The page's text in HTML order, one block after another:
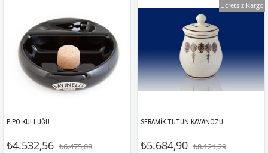
PİPO KÜLLÜĞÜ
₺4.532,56 ₺6.475,08
SERAMİK TÜTÜN KAVANOZU
₺5.684,90 ₺8.121,29
Ücretsiz Kargo